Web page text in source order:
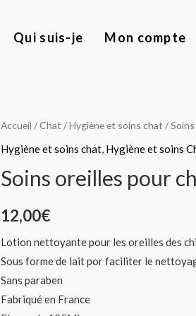
Qui suis-je Mon compte
Accueil /Chat /Hygiène et soins chat /
Hygiène et soins chat, Hygiène et soins
Soins oreilles pour
12,00€
Lotion nettoyante pour les oreilles des
Sous forme de lait por faciliter le
Sans paraben
Fabriqué en France
quantité
de
oreilles
chiens
et
chats